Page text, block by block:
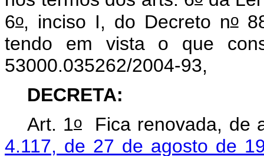
6o, inciso I, do Decreto no
tendo em vista o que
53000.035262/2004-93,
DECRETA:
Art. 1oFica renovada, de
4.117, de 27 de agosto de